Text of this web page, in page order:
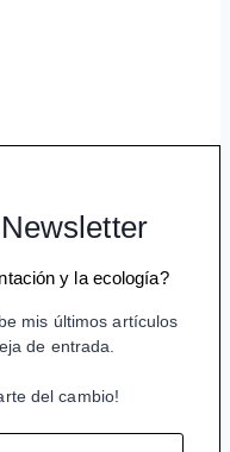
y la ecología?
mis últimos artículos
de entrada.
del cambio!